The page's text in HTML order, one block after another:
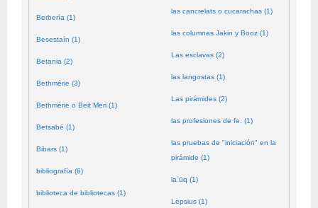
Berbería (1)
Besestaín (1)
Betania (2)
Bethmérie (3)
Bethmérie o Beit Meri (1)
Betsabé (1)
Bibars (1)
bibliografía (6)
biblioteca de bibliotecas (1)
las cancrelats o cucarachas (1)
las columnas Jakin y Booz (1)
Las esclavas (2)
las langostas (1)
Las pirámides (2)
las profesiones de fe. (1)
las pruebas de "iniciación" en la
pirámide (1)
laʿūq (1)
Lepsius (1)